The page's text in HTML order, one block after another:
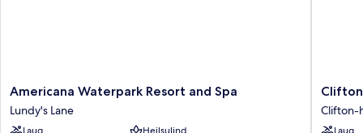
Americana
Waterpark
Resort
Americana Waterpark Resort and Spa
Lundy's Lane
Laug
Heilsulind
Clifton
Victoria
Inn
Laug